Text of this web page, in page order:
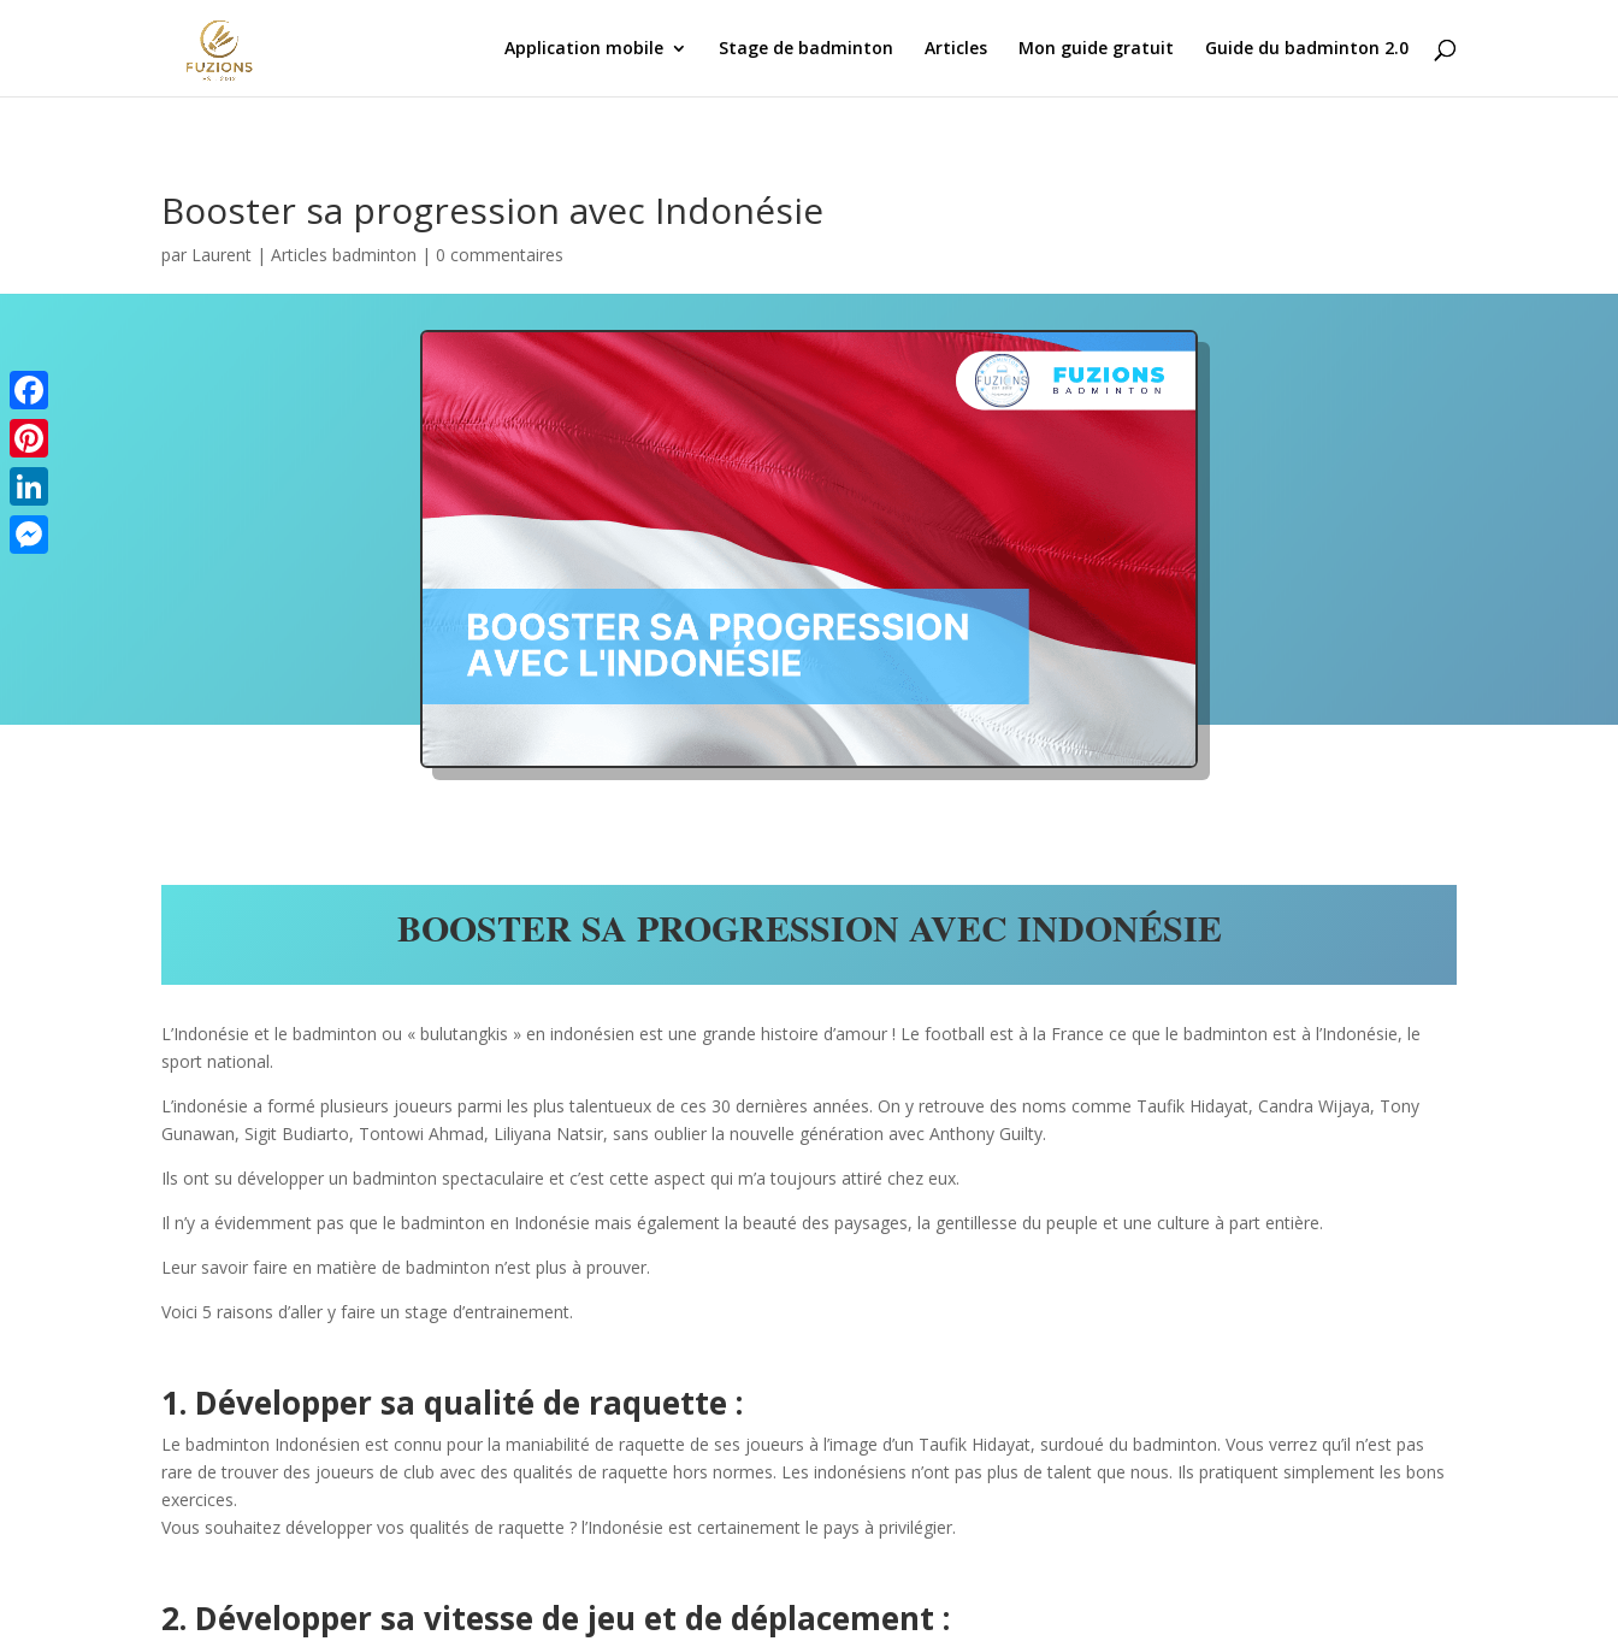
Application mobile Stage de badminton Articles Mon guide gratuit Guide du badminton 2.0
Booster sa progression avec Indonésie
par Laurent |Articles badminton | 0 commentaires
BOOSTER SA PROGRESSION AVEC INDONÉSIE
L’Indonésie et le badminton ou « bulutangkis » en indonésien est une grande histoire d’amour ! Le football est à la France ce que le badminton est à l’Indonésie, le
sport national.
L’indonésie a formé plusieurs joueurs parmi les plus talentueux de ces 30 dernières années. On y retrouve des noms comme Taufik Hidayat, Candra Wijaya, Tony
Gunawan, Sigit Budiarto, Tontowi Ahmad, Liliyana Natsir, sans oublier la nouvelle génération avec Anthony Guilty.
Ils ont su développer un badminton spectaculaire et c’est cette aspect qui m’a toujours attiré chez eux.
Il n’y a évidemment pas que le badminton en Indonésie mais également la beauté des paysages, la gentillesse du peuple et une culture à part entière.
Leur savoir faire en matière de badminton n’est plus à prouver.
Voici 5 raisons d’aller y faire un stage d’entrainement.
1. Développer sa qualité de raquette :
Le badminton Indonésien est connu pour la maniabilité de raquette de ses joueurs à l’image d’un Taufik Hidayat, surdoué du badminton. Vous verrez qu’il n’est pas
rare de trouver des joueurs de club avec des qualités de raquette hors normes. Les indonésiens n’ont pas plus de talent que nous. Ils pratiquent simplement les bons
exercices.
Vous souhaitez développer vos qualités de raquette ? l’Indonésie est certainement le pays à privilégier.
2. Développer sa vitesse de jeu et de déplacement :
Facebook
Pinterest
LinkedIn